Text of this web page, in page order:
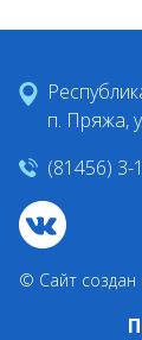
п. Пряжа,
(81456) 3-
© Сайт создан